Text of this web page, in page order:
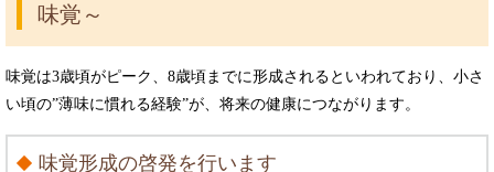
味覚～
味覚は3歳頃がピーク、8歳頃までに形成されるといわれており、小さ
い頃の”薄味に慣れる経験”が、将来の健康につながります。
味覚形成の啓発を行います